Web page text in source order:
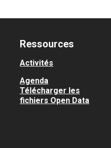
Ressources
Activités
Agenda
Télécharger les
fichiers Open Data